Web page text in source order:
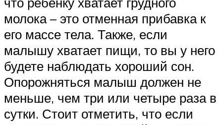
молока – это отменная прибавка к
его массе тела. Также, если
малышу хватает пищи, то вы у него
будете наблюдать хороший сон.
Опорожняться малыш должен не
меньше, чем три или четыре раза в
сутки. Стоит отметить, что если